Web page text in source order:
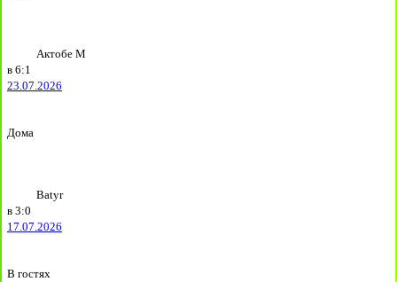
Актобе М
в 6:1
23.07.2026
Дома
Batyr
в 3:0
17.07.2026
В гостях